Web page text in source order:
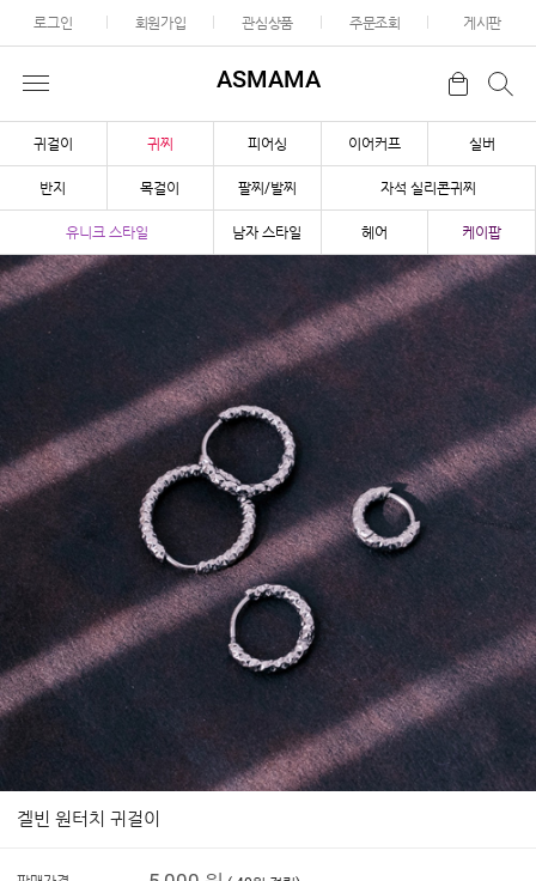
로그인 회원가입 관심상품 주문조회 게시판
ASMAMA
귀걸이 귀찌 피어싱 이어커프 실버
반지 목걸이 팔찌/발찌 자석 실리콘귀찌
유니크 스타일 남자 스타일 헤어 케이팝
겔빈 원터치 귀걸이